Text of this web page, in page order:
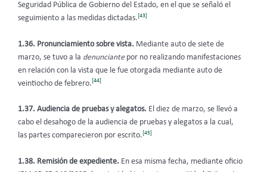
Seguridad Pública de Gobierno del Estado, en el que se señaló el
seguimiento a las medidas dictadas.[43]
1.36. Pronunciamiento sobre vista. Mediante auto de siete de
marzo, se tuvo a la denunciantepor no realizando manifestaciones
en relación con la vista que le fue otorgada mediante auto de
veintiocho de febrero. [44]
1.37. Audiencia de pruebas y alegatos. El diez de marzo, se llevó a
cabo el desahogo de la audiencia de pruebas y alegatos a la cual,
las partes comparecieron por escrito.[45]
1.38. Remisión de expediente. En esa misma fecha, mediante oficio